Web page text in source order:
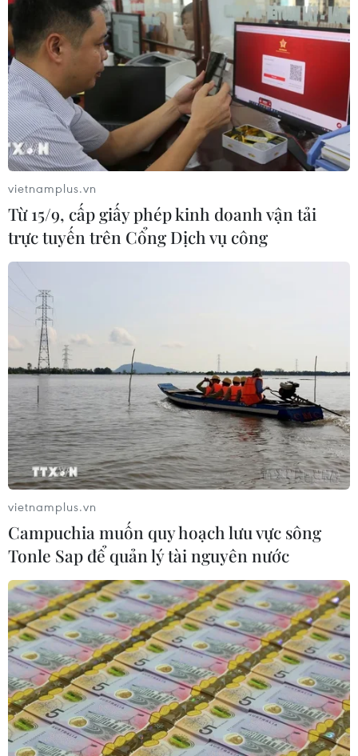
vietnamplus.vn
Từ 15/9, cấp giấy phép kinh doanh vận tải
trực tuyến trên Cổng Dịch vụ công
vietnamplus.vn
Campuchia muốn quy hoạch lưu vực sông
Tonle Sap để quản lý tài nguyên nước